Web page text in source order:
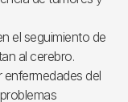
el seguimiento de
al cerebro.
enfermedades del